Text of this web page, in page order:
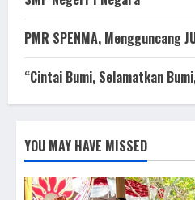
PMR SPENMA, Mengguncang
“Cintai Bumi, Selamatkan
YOU MAY HAVE MISSED